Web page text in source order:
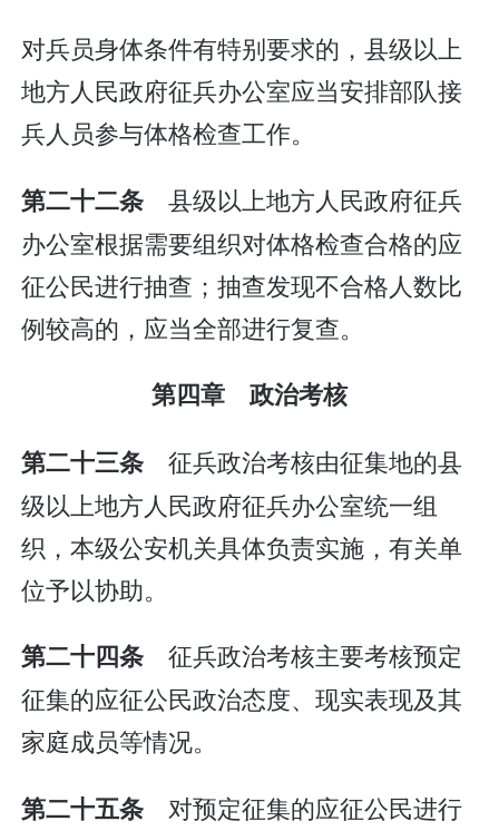
对兵员身体条件有特别要求的，县级以上
地方人民政府征兵办公室应当安排部队接
兵人员参与体格检查工作。
第二十二条 县级以上地方人民政府征兵
办公室根据需要组织对体格检查合格的应
征公民进行抽查；抽查发现不合格人数比
例较高的，应当全部进行复查。
第四章 政治考核
第二十三条 征兵政治考核由征集地的县
级以上地方人民政府征兵办公室统一组
织，本级公安机关具体负责实施，有关单
位予以协助。
第二十四条 征兵政治考核主要考核预定
征集的应征公民政治态度、现实表现及其
家庭成员等情况。
第二十五条 对预定征集的应征公民进行